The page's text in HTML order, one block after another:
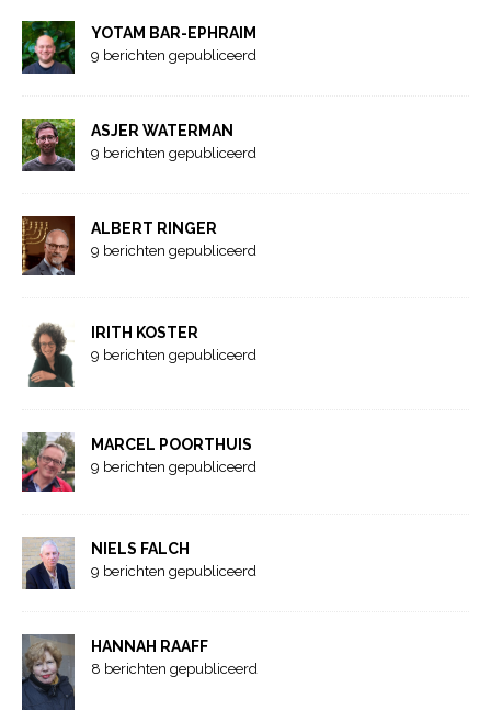
YOTAM BAR-EPHRAIM
9 berichten gepubliceerd
ASJER WATERMAN
9 berichten gepubliceerd
ALBERT RINGER
9 berichten gepubliceerd
IRITH KOSTER
9 berichten gepubliceerd
MARCEL POORTHUIS
9 berichten gepubliceerd
NIELS FALCH
9 berichten gepubliceerd
HANNAH RAAFF
8 berichten gepubliceerd